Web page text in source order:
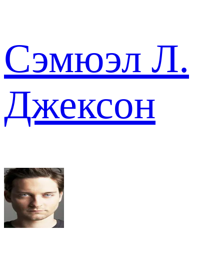
Сэмюэл Л.
Джексон